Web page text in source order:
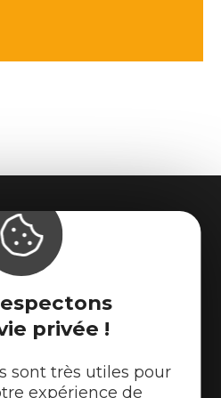
privée !
sont très utiles pour
expérience de